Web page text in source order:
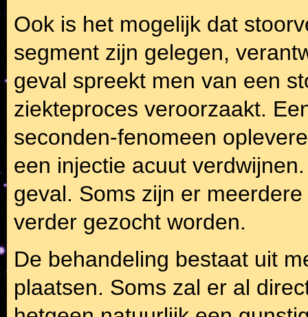
Ook is het mogelijk dat
segment zijn gelegen,
geval spreekt men van een
ziekteproces veroorzaakt.
seconden-fenomeen
een injectie acuut
geval. Soms zijn er
verder gezocht worden.
De behandeling bestaat uit
plaatsen. Soms zal er al